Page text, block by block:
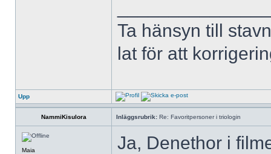
Ta hänsyn till
lat för att
Upp
NammiKisulora Inläggsrubrik: Re: Favoritpersoner i triologin
Maia
Ja, Denethor i